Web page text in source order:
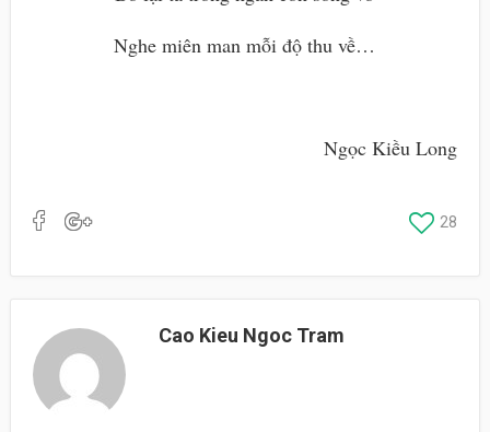
Nghe miên man mỗi độ thu về…
Ngọc Kiều Long
28
Cao Kieu Ngoc Tram